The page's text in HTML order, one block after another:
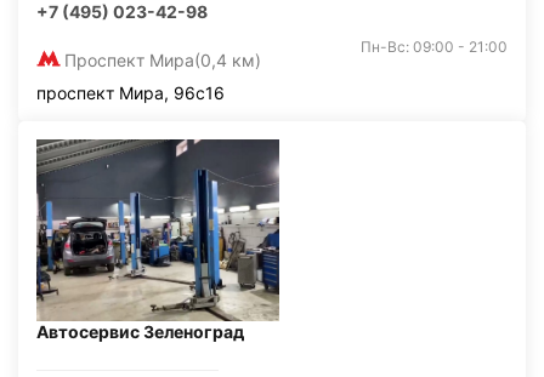
+7 (495) 023-42-98
Проспект Мира(0,4 км)
Пн-Вс: 09:00 - 21:00
проспект Мира, 96с16
Автосервис Зеленоград